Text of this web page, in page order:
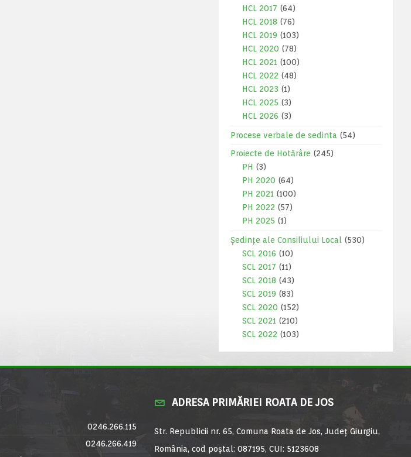
HCL 2017 (64)
HCL 2018 (76)
HCL 2019 (103)
HCL 2020 (78)
HCL 2021 (100)
HCL 2022 (48)
HCL 2023 (1)
HCL 2025 (3)
HCL 2026 (3)
Procese verbale de sedinta (54)
Proiecte de Hotărâre (245)
PH (3)
PH 2020 (64)
PH 2021 (100)
PH 2022 (57)
PH 2025 (1)
Ședințe ale Consiliului Local
(530)
SCL 2016 (10)
SCL 2017 (11)
SCL 2018 (43)
SCL 2019 (83)
SCL 2020 (152)
SCL 2021 (210)
SCL 2022 (103)
0246.266.115
0246.266.419
ADRESA PRIMĂRIEI ROATA DE JOS
Str. Republicii nr. 65, Comuna Roata de Jos, Județ Giurgiu,
România, cod poștal: 087195, CUI: 5123608